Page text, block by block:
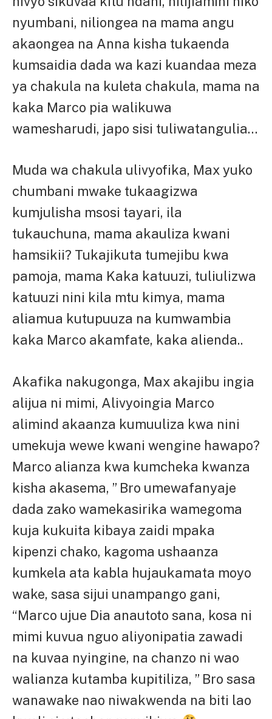
nyumbani, niliongea na mama angu
akaongea na Anna kisha tukaenda
kumsaidia dada wa kazi kuandaa meza
ya chakula na kuleta chakula, mama na
kaka Marco pia walikuwa
wamesharudi, japo sisi tuliwatangulia…
Muda wa chakula ulivyofika, Max yuko
chumbani mwake tukaagizwa
kumjulisha msosi tayari, ila
tukauchuna, mama akauliza kwani
hamsikii? Tukajikuta tumejibu kwa
pamoja, mama Kaka katuuzi, tuliulizwa
katuuzi nini kila mtu kimya, mama
aliamua kutupuuza na kumwambia
kaka Marco akamfate, kaka alienda..
Akafika nakugonga, Max akajibu ingia
alijua ni mimi, Alivyoingia Marco
alimind akaanza kumuuliza kwa nini
umekuja wewe kwani wengine hawapo?
Marco alianza kwa kumcheka kwanza
kisha akasema, ” Bro umewafanyaje
dada zako wamekasirika wamegoma
kuja kukuita kibaya zaidi mpaka
kipenzi chako, kagoma ushaanza
kumkela ata kabla hujaukamata moyo
wake, sasa sijui unampango gani,
“Marco ujue Dia anautoto sana, kosa ni
mimi kuvua nguo aliyonipatia zawadi
na kuvaa nyingine, na chanzo ni wao
walianza kutamba kupitiliza, ” Bro sasa
wanawake nao niwakwenda na biti lao